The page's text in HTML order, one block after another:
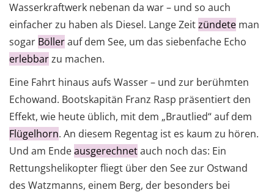
Wasserkraftwerk nebenan da war – und so auch
einfacher zu haben als Diesel. Lange Zeitzündete man
sogar Böllerauf dem See, um das siebenfache Echo
erlebbarzu machen.
Eine Fahrt hinaus aufs Wasser – und zur berühmten
Echowand. Bootskapitän Franz Rasp präsentiert den
Effekt, wie heute üblich, mit dem „Brautlied“ auf dem
Flügelhorn. An diesem Regentag ist es kaum zu hören.
Und am Endeausgerechnetauch noch das: Ein
Rettungshelikopter fliegt über den See zur Ostwand
des Watzmanns, einem Berg, der besonders bei